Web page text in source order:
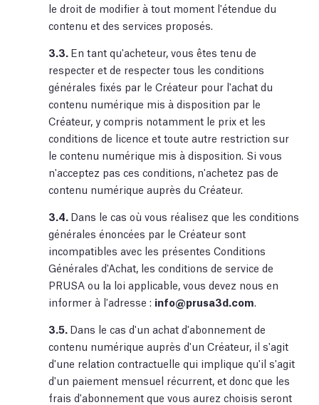
le droit de modifier à tout moment l'étendue du
contenu et des services proposés.
3.3. En tant qu'acheteur, vous êtes tenu de
respecter et de respecter tous les conditions
générales fixés par le Créateur pour l'achat du
contenu numérique mis à disposition par le
Créateur, y compris notamment le prix et les
conditions de licence et toute autre restriction sur
le contenu numérique mis à disposition. Si vous
n'acceptez pas ces conditions, n'achetez pas de
contenu numérique auprès du Créateur.
3.4. Dans le cas où vous réalisez que les conditions
générales énoncées par le Créateur sont
incompatibles avec les présentes Conditions
Générales d'Achat, les conditions de service de
PRUSA ou la loi applicable, vous devez nous en
informer à l'adresse : info@prusa3d.com.
3.5. Dans le cas d'un achat d'abonnement de
contenu numérique auprès d'un Créateur, il s'agit
d'une relation contractuelle qui implique qu'il s'agit
d'un paiement mensuel récurrent, et donc que les
frais d'abonnement que vous aurez choisis seront